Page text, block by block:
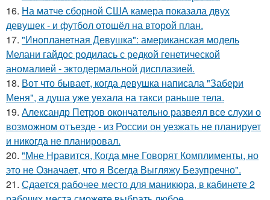
16. На матче сборной США камера показала двух
девушек - и футбол отошёл на второй план.
17. "Инопланетная Девушка": американская модель
Мелани гайдос родилась с редкой генетической
аномалией - эктодермальной дисплазией.
18. Вот что бывает, когда девушка написала "Забери
Меня", а душа уже уехала на такси раньше тела.
19. Александр Петров окончательно развеял все слухи о
возможном отъезде - из России он уезжать не планирует
и никогда не планировал.
20. "Мне Нравится, Когда мне Говорят Комплименты, но
это не Означает, что я Всегда Выгляжу Безупречно".
21. Сдается рабочее место для маникюра, в кабинете 2